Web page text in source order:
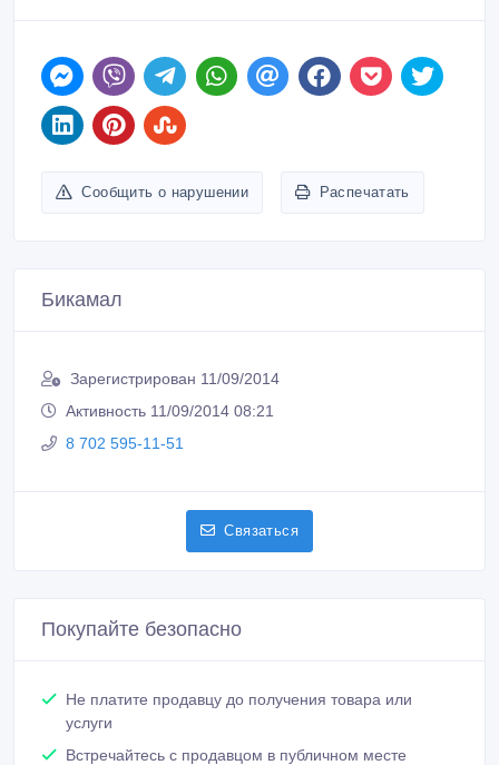
Сообщить о нарушении Распечатать
Бикамал
Зарегистрирован 11/09/2014
Активность 11/09/2014 08:21
8 702 595-11-51
Связаться
Покупайте безопасно
Не платите продавцу до получения товара или
услуги
Встречайтесь с продавцом в публичном месте